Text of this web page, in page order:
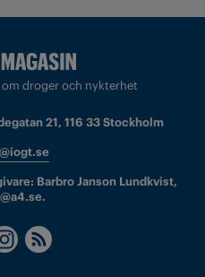
droger och nykterhet
21, 116 33 Stockholm
Barbro Janson Lundkvist,